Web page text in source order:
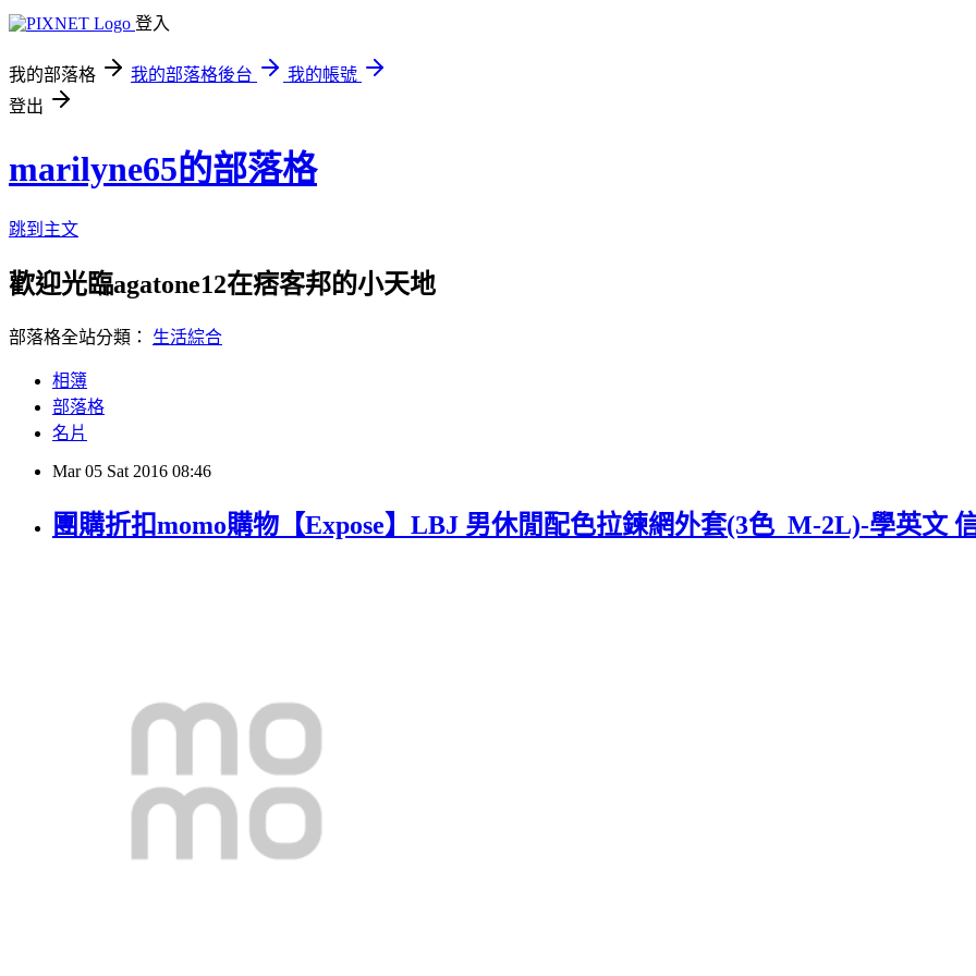
登入
我的部落格 我的部落格後台
我的帳號
登出
marilyne65的部落格
跳到主文
歡迎光臨agatone12在痞客邦的小天地
部落格全站分類： 生活綜合
相簿
部落格
名片
Mar 05 Sat 2016 08:46
團購折扣momo購物【Expose】LBJ 男休閒配色拉鍊網外套(3色_M-2L)-學英文